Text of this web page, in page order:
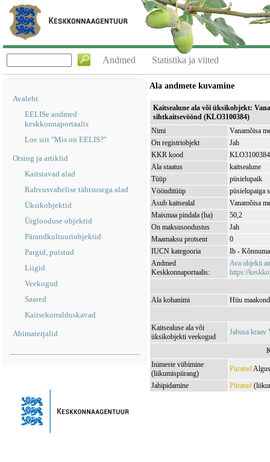
Andmed Statistika ja viited
Avaleht
EELISe andmed
keskkonnaportaalis
Loe siit "Mis on EELIS?"
Otsing ja artiklid
Kaitstavad alad
Rahvusvahelise tähtsusega alad
Üksikobjektid
Ürglooduse objektid
Pärandkultuuriobjektid
Pargid, puistud
Liigid
Veekogud
Saared
Kaitsekorralduskavad
Abimaterjalid
Ala andmete kuvamine
Kaitsealune ala või üksikobjekt:
sihtkaitsevöönd (KLO3100384)
Nimi
Vanamõisa
On registriobjekt
Jah
KKR kood
KLO3100384
Ala staatus
kaitsealune
Tüüp
püsielupaik
Vöönditüüp
püsielupaiga
Asub kaitsealal
Vanamõisa
Maismaa pindala (ha)
50,2
On maksusoodustus
Jah
Maamaksu protsent
0
IUCN kategooria
Ib -
Andmed
Keskkonnaportaalis:
Ava objekti
https://
Ala kohanimi Hiiu
Kaitsealuse ala või
üksikobjekti veekogud
Jabusa kraav
Inimeste viibimine
(liikumispiirang)
Piiratud
Jahipidamine
Piiratud